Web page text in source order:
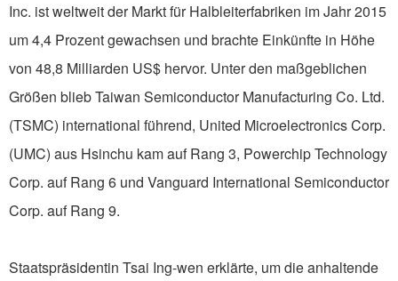
Inc. ist weltweit der Markt für Halbleiterfabriken im Jahr 2015
um 4,4 Prozent gewachsen und brachte Einkünfte in Höhe
von 48,8 Milliarden US$ hervor. Unter den maßgeblichen
Größen blieb Taiwan Semiconductor Manufacturing Co. Ltd.
(TSMC) international führend, United Microelectronics Corp.
(UMC) aus Hsinchu kam auf Rang 3, Powerchip Technology
Corp. auf Rang 6 und Vanguard International Semiconductor
Corp. auf Rang 9.
Staatspräsidentin Tsai Ing-wen erklärte, um die anhaltende